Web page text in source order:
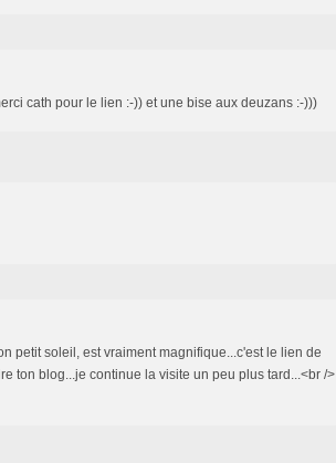
cath pour le lien :-)) et une bise aux deuzans :-)))
petit soleil, est vraiment magnifique...c'est le lien de
ton blog...je continue la visite un peu plus tard...<br />